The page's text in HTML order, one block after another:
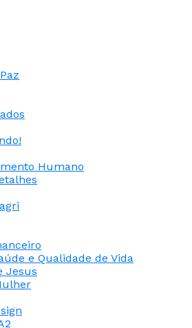
Humano
e Qualidade de Vida
Jesus